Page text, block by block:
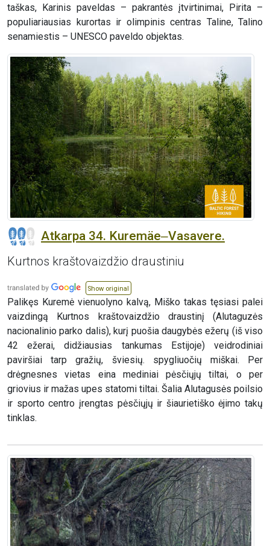
taškas, Karinis paveldas – pakrantės įtvirtinimai, Pirita –
populiariausias kurortas ir olimpinis centras Taline, Talino
senamiestis – UNESCO paveldo objektas.
Atkarpa 34. Kuremäe‒Vasavere.
Kurtnos kraštovaizdžio draustiniu
Show original
Palikęs Kuremė vienuolyno kalvą, Miško takas tęsiasi palei
vaizdingą Kurtnos kraštovaizdžio draustinį (Alutaguzės
nacionalinio parko dalis), kurį puošia daugybės ežerų (iš viso
42 ežerai, didžiausias tankumas Estijoje) veidrodiniai
paviršiai tarp gražių, šviesių. spygliuočių miškai. Per
drėgnesnes vietas eina mediniai pėsčiųjų tiltai, o per
griovius ir mažas upes statomi tiltai. Šalia Alutagusės poilsio
ir sporto centro įrengtas pėsčiųjų ir šiaurietiško ėjimo takų
tinklas.